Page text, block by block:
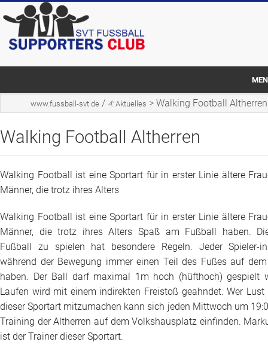
Startseite
Dabei sein
Kontakt
Aktuelles
www.fussball-svt.de / 4:Aktuelles > Walking Football Altherren
Walking Football Altherren
Walking Football ist eine Sportart für in erster Linie ältere
Männer, die trotz ihres Alters
Walking Football ist eine Sportart für in erster Linie ältere
Männer, die trotz ihres Alters Spaß am Fußball haben.
Fußball zu spielen hat besondere Regeln. Jeder Spieler-
während der Bewegung immer einen Teil des Fußes auf
haben. Der Ball darf maximal 1m hoch (hüfthoch) gespielt
Laufen wird mit einem indirekten Freistoß geahndet. Wer Lust
dieser Sportart mitzumachen kann sich jeden Mittwoch um
Training der Altherren auf dem Volkshausplatz einfinden.
ist der Trainer dieser Sportart.